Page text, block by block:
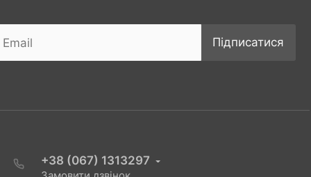
Підписатися
+38 (067) 1313297